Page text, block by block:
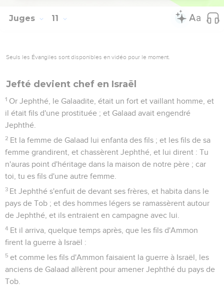
Juges 11
Seuls les Évangiles sont disponibles en vidéo pour le moment.
Jefté devient chef en Israël
1 Or Jephthé, le Galaadite, était un fort et vaillant homme, et
il était fils d'une prostituée ; et Galaad avait engendré
Jephthé.
2 Et la femme de Galaad lui enfanta des fils ; et les fils de sa
femme grandirent, et chassèrent Jephthé, et lui dirent : Tu
n'auras point d'héritage dans la maison de notre père ; car
toi, tu es fils d'une autre femme.
3 Et Jephthé s'enfuit de devant ses frères, et habita dans le
pays de Tob ; et des hommes légers se ramassèrent autour
de Jephthé, et ils entraient en campagne avec lui.
4 Et il arriva, quelque temps après, que les fils d'Ammon
firent la guerre à Israël :
5 et comme les fils d'Ammon faisaient la guerre à Israël, les
anciens de Galaad allèrent pour amener Jephthé du pays de
Tob.